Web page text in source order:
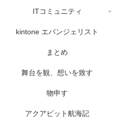
ITコミュニティ
kintone エバンジェリスト
まとめ
舞台を観、想いを致す
物申す
アクアビット航海記